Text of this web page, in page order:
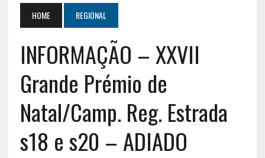
HOME REGIONAL
INFORMAÇÃO – XXVII
Grande Prémio de
Natal/Camp. Reg. Estrada
s18 e s20 – ADIADO